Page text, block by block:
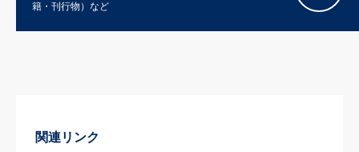
籍・刊行物）など
関連リンク